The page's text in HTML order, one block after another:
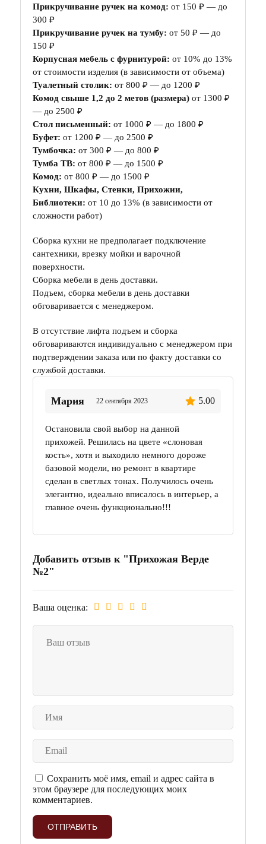
Прикручивание ручек на комод: от 150 ₽ — до
300 ₽
Прикручивание ручек на тумбу: от 50 ₽ — до
150 ₽
Корпусная мебель с фурнитурой: от 10% до 13%
от стоимости изделия (в зависимости от объема)
Туалетный столик: от 800 ₽ — до 1200 ₽
Комод свыше 1,2 до 2 метов (размера) от 1300 ₽
— до 2500 ₽
Стол письменный: от 1000 ₽ — до 1800 ₽
Буфет: от 1200 ₽ — до 2500 ₽
Тумбочка: от 300 ₽ — до 800 ₽
Тумба ТВ: от 800 ₽ — до 1500 ₽
Комод: от 800 ₽ — до 1500 ₽
Кухни, Шкафы, Стенки, Прихожии,
Библиотеки: от 10 до 13% (в зависимости от
сложности работ)
Сборка кухни не предполагает подключение
сантехники, врезку мойки и варочной
поверхности.
Сборка мебели в день доставки.
Подъем, сборка мебели в день доставки
обговаривается с менеджером.
В отсутствие лифта подъем и сборка
обговариваются индивидуально с менеджером при
подтверждении заказа или по факту доставки со
службой доставки.
Мария 22 сентября 2023 5.00
Остановила свой выбор на данной
прихожей. Решилась на цвете «слоновая
кость», хотя и выходило немного дороже
базовой модели, но ремонт в квартире
сделан в светлых тонах. Получилось очень
элегантно, идеально вписалось в интерьер, а
главное очень функционально!!!
Добавить отзыв к "Прихожая Верде
№2"
Ваша оценка:
Сохранить моё имя, email и адрес сайта в
этом браузере для последующих моих
комментариев.